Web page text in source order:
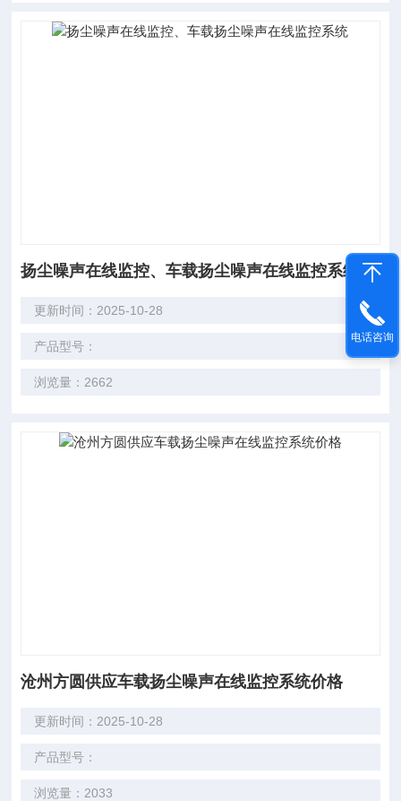
扬尘噪声在线监控、车载扬尘噪声在线监控系统
更新时间：2025-10-28
产品型号：
浏览量：2662
沧州方圆供应车载扬尘噪声在线监控系统价格
更新时间：2025-10-28
产品型号：
浏览量：2033
电话咨询